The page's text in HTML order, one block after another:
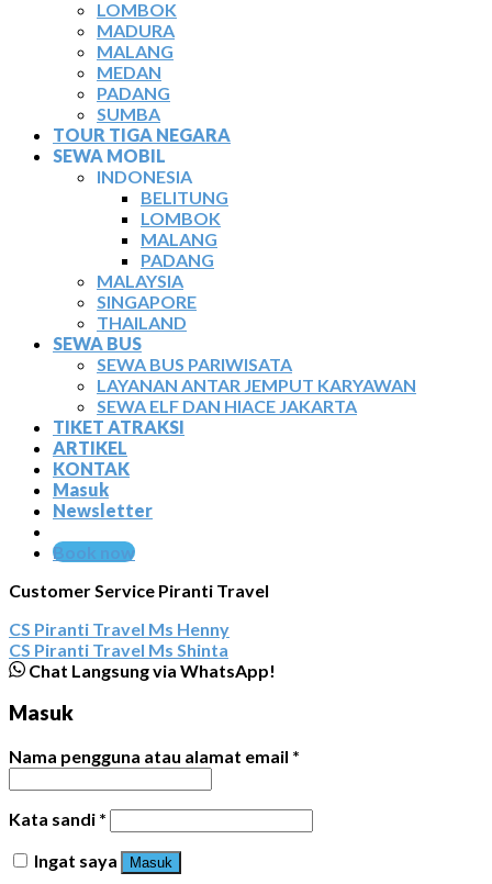
LOMBOK
MADURA
MALANG
MEDAN
PADANG
SUMBA
TOUR TIGA NEGARA
SEWA MOBIL
INDONESIA
BELITUNG
LOMBOK
MALANG
PADANG
MALAYSIA
SINGAPORE
THAILAND
SEWA BUS
SEWA BUS PARIWISATA
LAYANAN ANTAR JEMPUT KARYAWAN
SEWA ELF DAN HIACE JAKARTA
TIKET ATRAKSI
ARTIKEL
KONTAK
Masuk
Newsletter
Book now
Customer Service Piranti Travel
CS Piranti Travel Ms Henny
CS Piranti Travel Ms Shinta
Chat Langsung via WhatsApp!
Masuk
Nama pengguna atau alamat email *
Kata sandi *
Ingat saya
Masuk